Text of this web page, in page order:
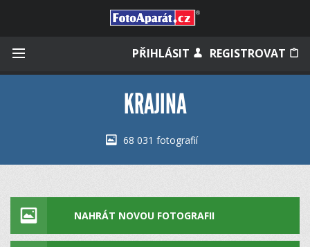
PŘIHLÁSIT REGISTROVAT
Měli jste účet na starém webu?
KRAJINA
68 031 fotografií
NAHRÁT NOVOU FOTOGRAFII